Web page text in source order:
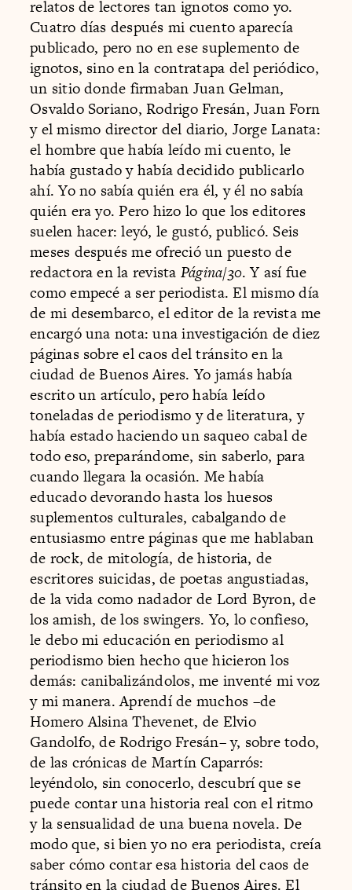
relatos de lectores tan ignotos como yo.
Cuatro días después mi cuento aparecía
publicado, pero no en ese suplemento de
ignotos, sino en la contratapa del periódico,
un sitio donde firmaban Juan Gelman,
Osvaldo Soriano, Rodrigo Fresán, Juan Forn
y el mismo director del diario, Jorge Lanata:
el hombre que había leído mi cuento, le
había gustado y había decidido publicarlo
ahí. Yo no sabía quién era él, y él no sabía
quién era yo. Pero hizo lo que los editores
suelen hacer: leyó, le gustó, publicó. Seis
meses después me ofreció un puesto de
redactora en la revista Página/30. Y así fue
como empecé a ser periodista. El mismo día
de mi desembarco, el editor de la revista me
encargó una nota: una investigación de diez
páginas sobre el caos del tránsito en la
ciudad de Buenos Aires. Yo jamás había
escrito un artículo, pero había leído
toneladas de periodismo y de literatura, y
había estado haciendo un saqueo cabal de
todo eso, preparándome, sin saberlo, para
cuando llegara la ocasión. Me había
educado devorando hasta los huesos
suplementos culturales, cabalgando de
entusiasmo entre páginas que me hablaban
de rock, de mitología, de historia, de
escritores suicidas, de poetas angustiadas,
de la vida como nadador de Lord Byron, de
los amish, de los swingers. Yo, lo confieso,
le debo mi educación en periodismo al
periodismo bien hecho que hicieron los
demás: canibalizándolos, me inventé mi voz
y mi manera. Aprendí de muchos –de
Homero Alsina Thevenet, de Elvio
Gandolfo, de Rodrigo Fresán– y, sobre todo,
de las crónicas de Martín Caparrós:
leyéndolo, sin conocerlo, descubrí que se
puede contar una historia real con el ritmo
y la sensualidad de una buena novela. De
modo que, si bien yo no era periodista, creía
saber cómo contar esa historia del caos de
tránsito en la ciudad de Buenos Aires. El